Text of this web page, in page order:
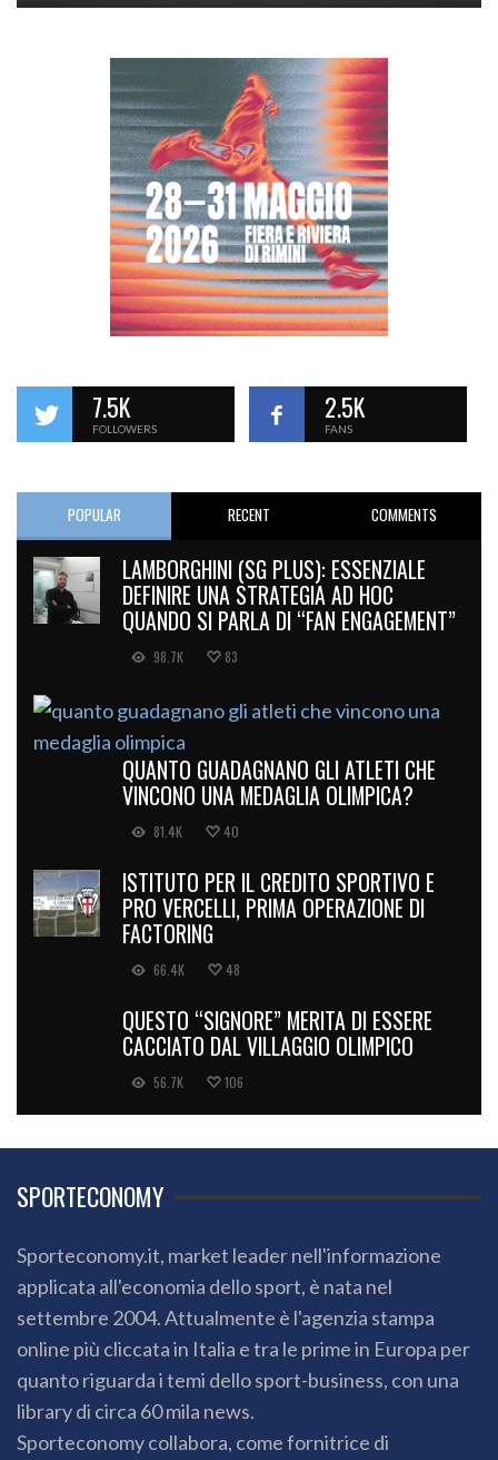
7.5K
FOLLOWERS
2.5K
FANS
POPULAR RECENT COMMENTS
LAMBORGHINI (SG PLUS): ESSENZIALE
DEFINIRE UNA STRATEGIA AD HOC
QUANDO SI PARLA DI “FAN ENGAGEMENT”
98.7K 83
QUANTO GUADAGNANO GLI ATLETI CHE
VINCONO UNA MEDAGLIA OLIMPICA?
81.4K 40
ISTITUTO PER IL CREDITO SPORTIVO E
PRO VERCELLI, PRIMA OPERAZIONE DI
FACTORING
66.4K 48
QUESTO “SIGNORE” MERITA DI ESSERE
CACCIATO DAL VILLAGGIO OLIMPICO
56.7K 106
SPORTECONOMY
Sporteconomy.it, market leader nell'informazione
applicata all'economia dello sport, è nata nel
settembre 2004. Attualmente è l'agenzia stampa
online più cliccata in Italia e tra le prime in Europa per
quanto riguarda i temi dello sport-business, con una
library di circa 60 mila news.
Sporteconomy collabora, come fornitrice di